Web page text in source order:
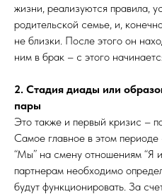
жизни, реализуются правила,
родительской семье, и,
не близки. После этого он
ним в брак – с этого
2. Стадия диады или
пары
Это также и первый кризис –
Самое главное в этом периоде
“Мы” на смену отношениям “Я
партнерам необходимо
будут функционировать. За